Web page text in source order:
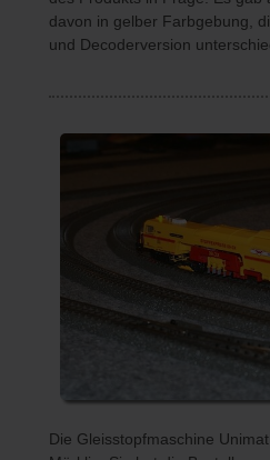
davon in gelber Farbgebung,
und Decoderversion
Die Gleisstopfmaschine